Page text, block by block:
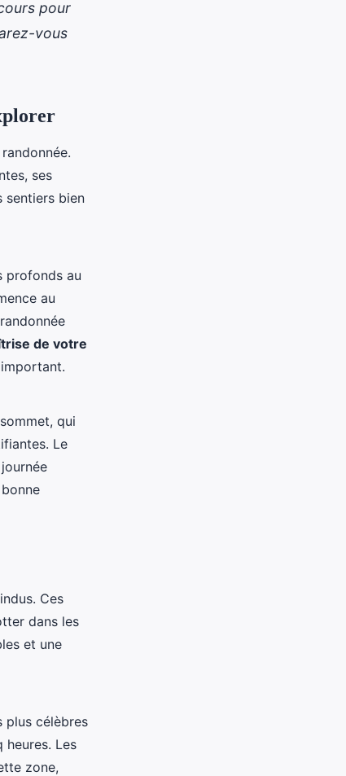
pour
vous
ses
sentiers bien
profonds au
au
de votre
important.
qui
Le
Ces
dans les
et une
plus célèbres
Les
zone,